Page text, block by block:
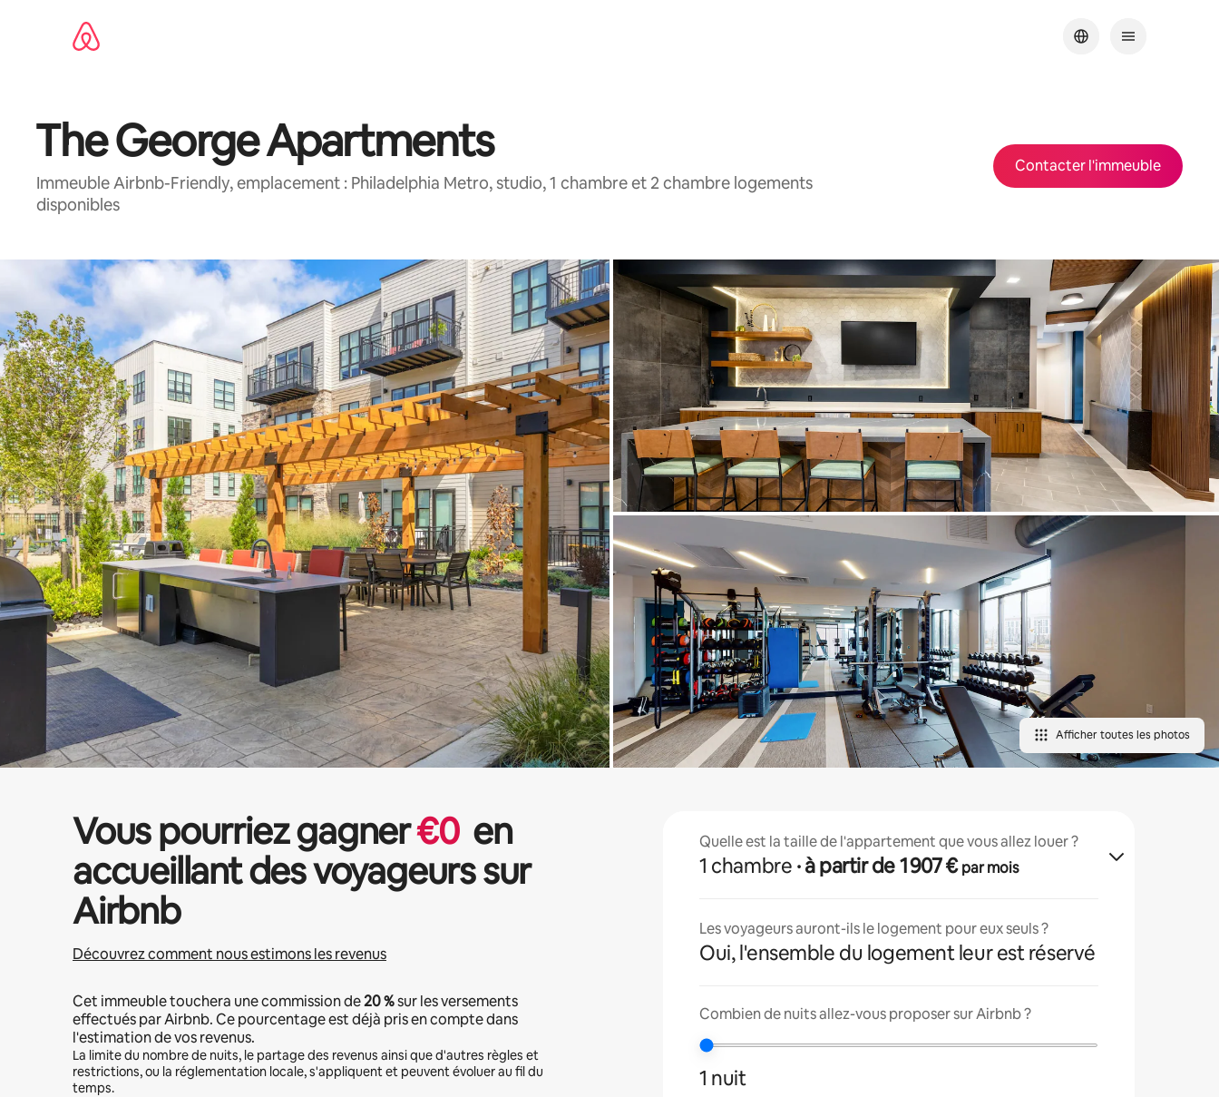
The George Apartments
Immeuble Airbnb-Friendly, emplacement : Philadelphia Metro, studio, 1 chambre et 2 chambre logements
disponibles
Contacter l'immeuble
Afficher toutes les photos
Vous pourriez gagner€0 en
accueillant des voyageurs sur
Airbnb
Découvrez comment nous estimons les revenus
Cet immeuble touchera une commission de20 %sur les versements
effectués par Airbnb. Ce pourcentage est déjà pris en compte dans
l'estimation de vos revenus.
La limite du nombre de nuits, le partage des revenus ainsi que d'autres règles et
restrictions, ou la réglementation locale, s'appliquent et peuvent évoluer au fil du
temps.
Quelle est la taille de l'appartement que vous allez louer ?
1 chambre · à partir de 1 907 €par mois
Les voyageurs auront-ils le logement pour eux seuls ?
Oui, l'ensemble du logement leur est réservé
Combien de nuits allez-vous proposer sur Airbnb ?
1 nuit